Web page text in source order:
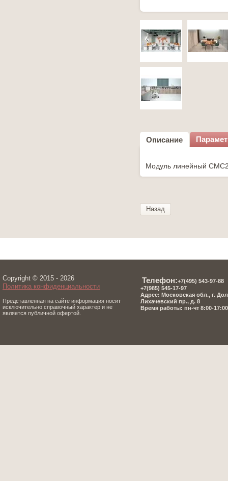
Описание
Модуль линейный
Назад
Copyright © 2015 - 2026
Политика конфиденциальности
Представленная на сайте информация носит
исключительно справочный характер и не
является публичной офертой.
Телефон:+7(495) 543-97-88
+7(985) 545-17-97
Адрес: Московская обл., г.
Лихачевский пр., д. 8
Время работы: пн-чт 8:00-